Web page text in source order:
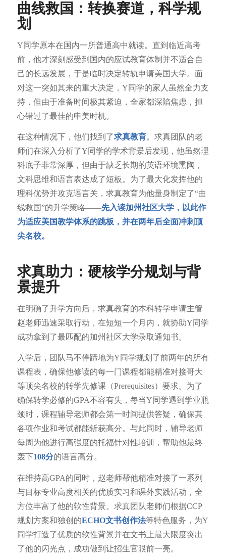
曲线救国：转换赛道，科学规
划
Y同学原本在国内一所普通高中就读。直到临近高考
前，他才深刻感受到国内的应试教育体制并不适合自
己的长远发展，于是临时决定转轨申请美国大学。面
对这一突如其来的重大决定，Y同学的家人虽然全力支
持，但由于准备时间极其紧迫，全家都深陷焦虑，担
心错过了最佳的申美时机。
在这种情况下，他们找到了求真教育。求真团队的老
师们在深入分析了Y同学的学术背景后发现，他虽然理
科底子非常深厚，但由于缺乏长期的英语环境熏陶，
文科思维和语言表达成了短板。为了最大化发挥他的
理科优势并攻克语言关，求真教育为他量身制定了“曲
线救国”的升学策略——先入读加州社区大学，以此作
为适应美国教学体系的跳板，并在两年后全面冲刺顶
尖名校。
求真助力：硬核学分规划与背
景提升
在明确了升学方向后，求真教育的本科转学申请主管
赵老师迅速采取行动，在短短一个月内，就协助Y同学
成功拿到了最匹配的加州社区大学录取通知书。
入学后，团队马不停蹄地为Y同学规划了前两年的所有
课程表，确保他修读的每一门课程都能精准对接哥大
等顶尖名校的转学先修课（Prerequisites）要求。为了
确保转学必修的GPA不容有失，每当Y同学遇到学业瓶
颈时，课程辅导老师都会第一时间提供答疑，确保其
各项作业和考试都能斩获高分。与此同时，辅导老师
每周为他进行高强度的托福针对性培训，帮助他最终
轰下108分的语言高分。
在维持高GPA的同时，赵老师帮他精准对接了一系列
与目标专业高度相关的优质实习和课外实践活动，全
方位丰富了他的软性背景。求真团队老师们根据CCP
规划方案和独创的ECHO文书创作法等特色服务，为Y
同学打造了优质的软性背景并在文书上最大限度突出
了他的闪光点，成功做到让招生官眼前一亮。